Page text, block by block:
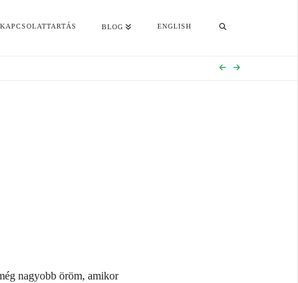
KAPCSOLATTARTÁS BLOG ENGLISH
nagyobb öröm, amikor